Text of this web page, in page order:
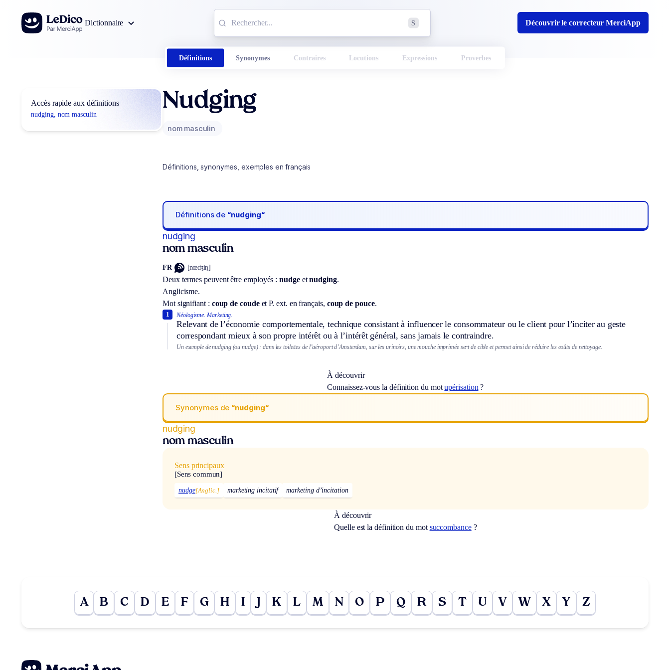
Aller au contenu
Dictionnaire
S Découvrir le correcteur MerciApp
Définitions Synonymes Contraires Locutions Expressions Proverbes
Accès rapide aux définitions
nudging, nom masculin
Nudging
nom masculin
Définitions, synonymes, exemples en français
Définitions de “nudging“
nudging
nom masculin
FR [nœdʒiŋ]
Deux termes peuvent être employés :nudgeetnudging.
Anglicisme.
Mot signifiant : coup de coudeetP. ext. en français, coup de pouce.
Néologisme. Marketing.
Relevant de l’économie comportementale, technique consistant à influencer le consommateur ou le client pour l’inciter au geste
correspondant mieux à son propre intérêt ou à l’intérêt général, sans jamais le contraindre.
1
Un exemple de nudging (ou nudge) : dans les toilettes de l’aéroport d’Amsterdam, sur les urinoirs, une mouche imprimée sert de cible et permet ainsi de réduire les coûts de nettoyage.
À découvrir
Connaissez-vous la définition du motupérisation ?
Synonymes de “nudging“
nudging
nom masculin
Sens principaux
[Sens commun]
nudge[Anglic.] marketing incitatif marketing d’incitation
À découvrir
Quelle est la définition du mot succombance?
A B C D E F G H I J K L M N O P Q R S T U V W X Y Z